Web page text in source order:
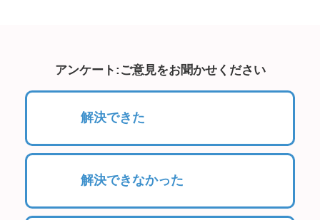
アンケート:ご意見をお聞かせください
解決できた
解決できなかった